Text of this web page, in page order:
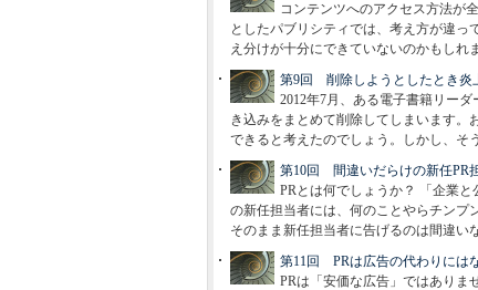
コンテンツへのアクセス方法が
としたパブリシティでは、考え方が違
え分けが十分にできていないのかもしれ
第9回 削除しようとしたとき炎
2012年7月、ある電子書籍リー
き込みをまとめて削除してしまいます。
できると考えたのでしょう。しかし、そ
第10回 間違いだらけの新任PR
PRとは何でしょうか？ 「企業
の新任担当者には、何のことやらチンプ
そのまま新任担当者に告げるのは間違い
第11回 PRは広告の代わりには
PRは「安価な広告」ではありま